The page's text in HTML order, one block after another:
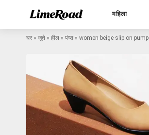
महिला
घर » जूते » हील » पंप्स » women beige slip on pump